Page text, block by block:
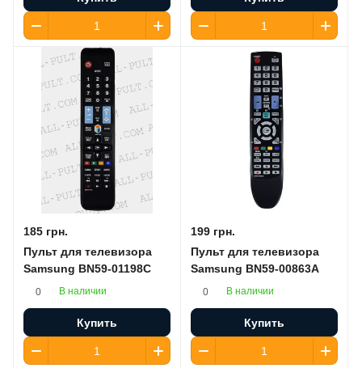
185 грн.
Пульт для телевизора
Samsung BN59-01198C
0 В наличии
Купить
199 грн.
Пульт для телевизора
Samsung BN59-00863A
0 В наличии
Купить